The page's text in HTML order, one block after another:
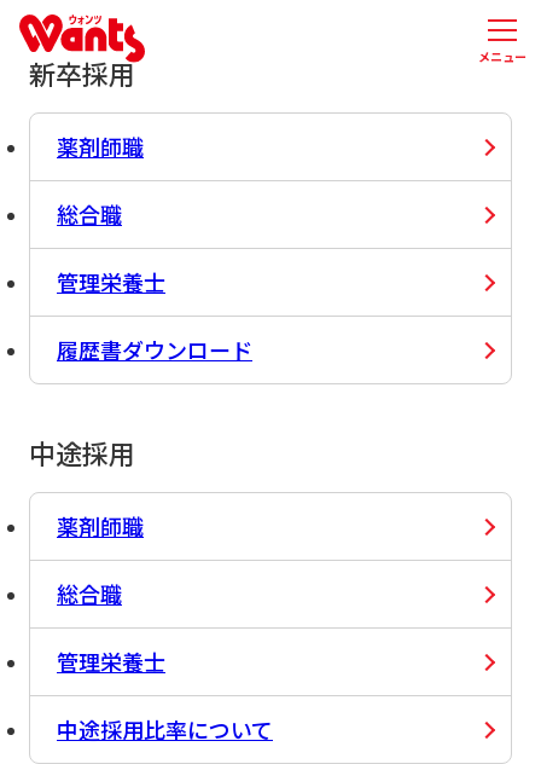
メニュー
新卒採用
薬剤師職
総合職
管理栄養士
履歴書ダウンロード
中途採用
薬剤師職
総合職
管理栄養士
中途採用比率について